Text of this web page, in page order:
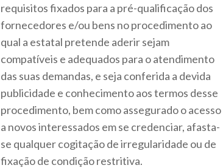
requisitos fixados para a pré-qualificação dos
fornecedores e/ou bens no procedimento ao
qual a estatal pretende aderir sejam
compatíveis e adequados para o atendimento
das suas demandas, e seja conferida a devida
publicidade e conhecimento aos termos desse
procedimento, bem como assegurado o acesso
a novos interessados em se credenciar, afasta-
se qualquer cogitação de irregularidade ou de
fixação de condição restritiva.